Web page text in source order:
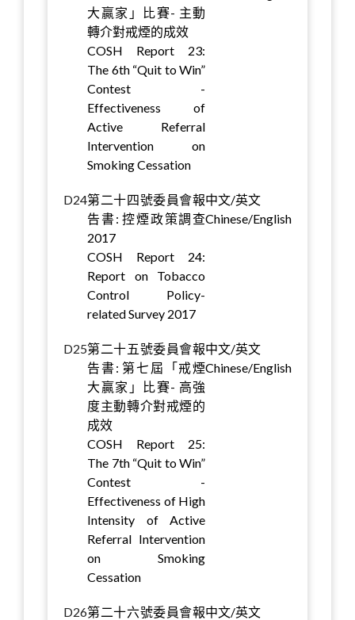
大贏家」比賽- 主動
轉介對戒煙的成效
COSH Report 23:
The 6th “Quit to Win”
Contest -
Effectiveness of
Active Referral
Intervention on
Smoking Cessation
D24第二十四號委員會報
告書: 控煙政策調查
2017
COSH Report 24:
Report on Tobacco
Control Policy-
related Survey 2017
中文/英文
Chinese/English
D25第二十五號委員會報
告書: 第七屆「戒煙
大贏家」比賽- 高強
度主動轉介對戒煙的
成效
COSH Report 25:
The 7th “Quit to Win”
Contest -
Effectiveness of High
Intensity of Active
Referral Intervention
on Smoking
Cessation
中文/英文
Chinese/English
D26第二十六號委員會報中文/英文